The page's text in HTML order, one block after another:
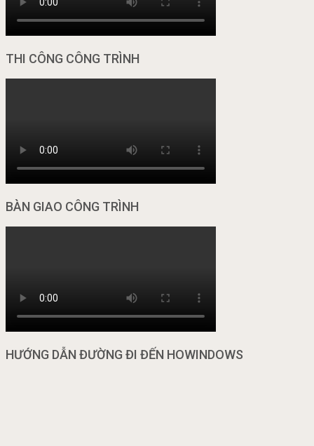
THI CÔNG CÔNG TRÌNH
BÀN GIAO CÔNG TRÌNH
HƯỚNG DẪN ĐƯỜNG ĐI ĐẾN HOWINDOWS